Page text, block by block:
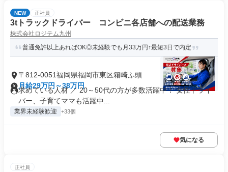
NEW 正社員
3tトラックドライバー コンビニ各店舗への配送業務
株式会社ロジテム九州
普通免許以上あればOK◎未経験でも月33万円↑最短3日で内定
〒812-0051福岡県福岡市東区箱崎ふ頭
月給29万円～38万円
求めている人材 ／ 20～50代の方が多数活躍中！ 女性ドライ
バー、子育てママも活躍中...
業界未経験歓迎 +33個
気になる
正社員